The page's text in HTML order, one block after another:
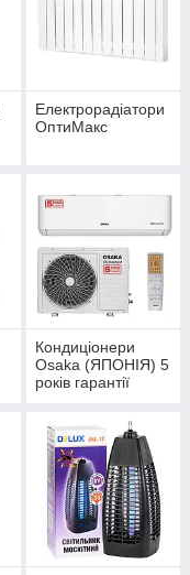
Електрорадіатори
ОптиМакс
Кондиціонери
Osaka (ЯПОНІЯ) 5
років гарантії